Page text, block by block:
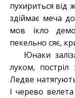
пухириться від
здіймає меча
мов ікло
пекельно сяє,
Юнаки
луком,
Ледве
І черево